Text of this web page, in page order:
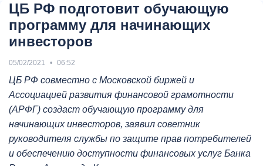
ЦБ РФ подготовит обучающую
программу для начинающих
инвесторов
05/02/2021 06:52
ЦБ РФ совместно с Московской биржей и
Ассоциацией развития финансовой грамотности
(АРФГ) создаст обучающую программу для
начинающих инвесторов, заявил советник
руководителя службы по защите прав потребителей
и обеспечению доступности финансовых услуг Банка